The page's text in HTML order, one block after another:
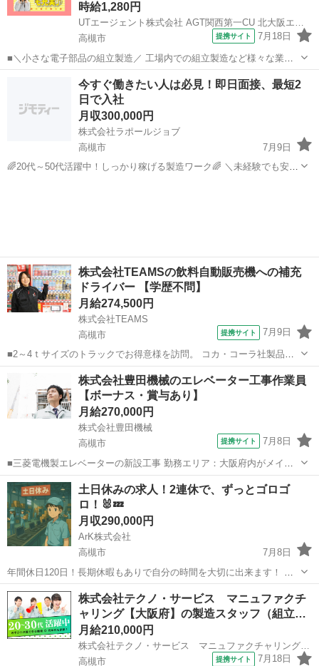
時給1,280円
UTエージェント株式会社 AGT関西第一CU 北大阪エリア HD南庄所町CL《JADL1-PC》
高槻市
提携サイト 7月18日
■＼小さな電子部品の組立製造／ 工場内での組立製造など様々な業務
のお仕事です カンタン作業で未経験でも大丈夫◎ 重量物の取り扱いは
基本ないので 身体への負担も少ないお仕事です！ ＜具体的には…＞
◆作業組立手順書の説...
工場
今すぐ働きたい人は必見！即日面接、最短2
日で入社
月収300,000円
株式会社ラポールジョブ
高槻市
7月9日
🌈20代～50代活躍中！しっかり稼げる製造ワーク🌈 ＼未経験でも安心
株式会社TEAMSの飲料自動販売機への補充
ドライバー 【学歴不問】
月給274,500円
株式会社TEAMS
高槻市
提携サイト 7月9日
■2～4ｔサイズのトラックでお得意様を訪問。 コカ・コーラ社製品の
自動販売機の補充や空き缶の回収、売上管理をお任せします。 ※1日
あたりの担当数は20台程度。 【働きやすさのポイント】 ■お店のオー
ナー感覚で取り組める！...
配送
株式会社豊田機械のエレベーター工事作業員
【ボーナス・賞与あり】
月給270,000円
株式会社豊田機械
高槻市
提携サイト 7月8日
■三菱電機製エレベーターの新設工事 勤務エリア：大阪府内がメイン
京都方面 ■月給270,000円～350,000円 ※経験・能力による
☆皆勤手当5,000円別途支給 ☆土曜勤務の場合、休日出勤手当支給
※...
大阪 高槻市 鳶職
土日休みの求人！2連休で、ずっとゴロゴ
ロ！🐰💤
月収290,000円
ArK株式会社
高槻市
7月8日
年間休日120日！長期休暇もありで自分の時間を大切に出来ます！ 🐰
給与🐰 29万円以上可！ 🐰勤務時間🐰 7：00～16：00 19：00～4：00
二交代制 残業時間 ～30ｈ 🐰休日🐰 土日...
大阪 高槻市 物流 社会保険
株式会社テクノ・サービス マニュファクチ
ャリング【大阪府】の製造スタッフ（組立…
月給210,000円
株式会社テクノ・サービス マニュファクチャリング【大阪府】
高槻市
提携サイト 7月18日